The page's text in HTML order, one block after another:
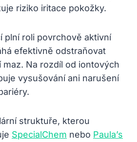
riziko iritace pokožky.
plní roli povrchově aktivní
efektivně odstraňovat
Na rozdíl od iontových
vysušování ani narušení
struktuře, kterou
SpecialChem nebo Paula’s